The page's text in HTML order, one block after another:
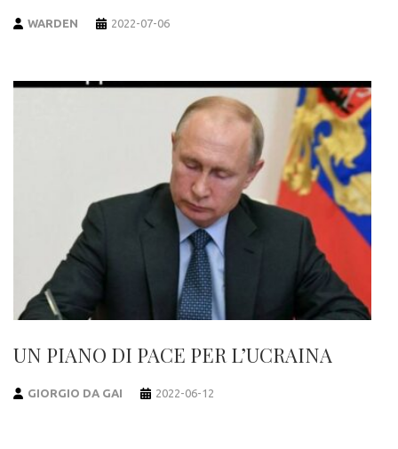
WARDEN 2022-07-06
UN PIANO DI PACE PER L’UCRAINA
GIORGIO DA GAI 2022-06-12